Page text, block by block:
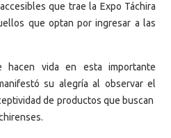
que trae la Expo Táchira
que optan por ingresar a las
hacen vida en esta importante
su alegría al observar el
de productos que buscan